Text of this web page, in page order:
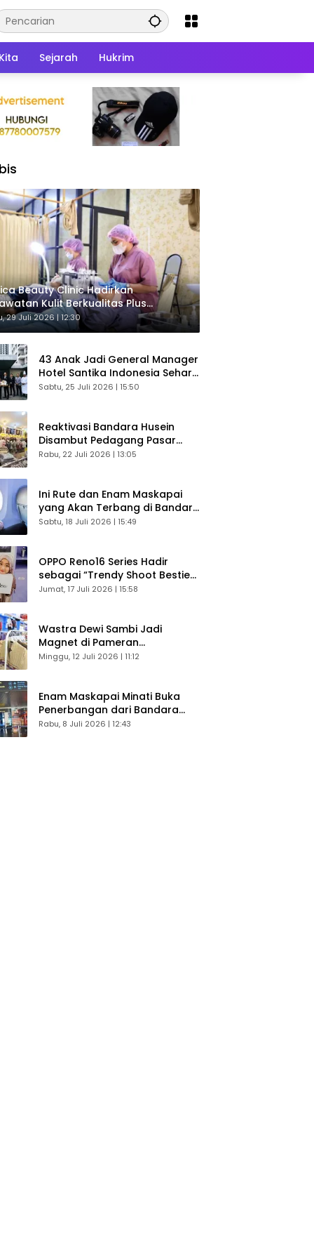
Sejarah Hukrim
Beauty Clinic Hadirkan
Kulit Berkualitas Plus
Gratis
29 Juli 2026 | 12:30
43 Anak Jadi General Manager
Hotel Santika Indonesia Sehari
Sukses Digelar
Sabtu, 25 Juli 2026 | 15:50
Reaktivasi Bandara Husein
Disambut Pedagang Pasar
Baru, Diyakini Bangkitkan
Rabu, 22 Juli 2026 | 13:05
Ini Rute dan Enam Maskapai
yang Akan Terbang di Bandara
Husein Sastranegara
Sabtu, 18 Juli 2026 | 15:49
OPPO Reno16 Series Hadir
sebagai “Trendy Shoot Bestie”,
Bikin Konten Kreator Makin
Jumat, 17 Juli 2026 | 15:58
Wastra Dewi Sambi Jadi
Magnet di Pameran
Dekranasda, Banyak Diminati
Minggu, 12 Juli 2026 | 11:12
Enam Maskapai Minati Buka
Penerbangan dari Bandara
Husein Sastranegara
Rabu, 8 Juli 2026 | 12:43